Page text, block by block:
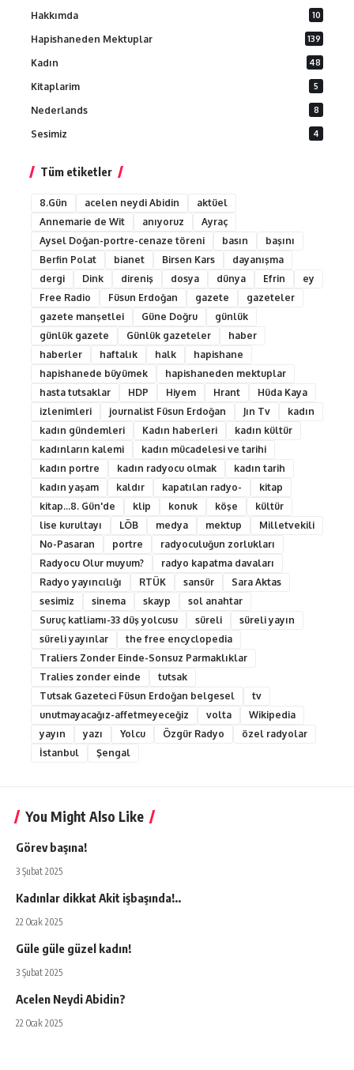
Hakkımda 10
Hapishaneden Mektuplar 139
Kadın 48
Kitaplarim 5
Nederlands 8
Sesimiz 4
Tüm etiketler
8.Gün acelen neydi Abidin
aktüel
Annemarie de Wit
anıyoruz
Ayraç
Aysel Doğan-portre-cenaze töreni
basın
başını
Berfin Polat
bianet Birsen Kars
dayanışma
dergi
Dink direniş dosya dünya Efrin
ey
Free Radio
Füsun Erdoğan gazete
gazeteler
gazete manşetlei
Güne Doğru
günlük
günlük gazete
Günlük gazeteler
haber
haberler
haftalık halk
hapishane
hapishanede büyümek
hapishaneden mektuplar
hasta tutsaklar
HDP Hiyem Hrant
Hüda Kaya
izlenimleri
journalist Füsun Erdoğan Jın Tv
kadın
kadın gündemleri
Kadın haberleri
kadın kültür
kadınların kalemi
kadın mücadelesi ve tarihi
kadın portre
kadın radyocu olmak
kadın tarih
kadın yaşam
kaldır kapatılan radyo-
kitap
kitap...8. Gün'de
klip konuk köşe
kültür
lise kurultayı
LÖB medya mektup
Milletvekili
No-Pasaran
portre
radyoculuğun zorlukları
Radyocu Olur muyum?
radyo kapatma davaları
Radyo yayıncılığı
RTÜK sansür
Sara Aktas
sesimiz
sinema skayp
sol anahtar
Suruç katliamı-33 düş yolcusu
süreli
süreli yayın
süreli yayınlar
the free encyclopedia
Traliers Zonder Einde-Sonsuz Parmaklıklar
Tralies zonder einde
tutsak
Tutsak Gazeteci Füsun Erdoğan belgesel
tv
unutmayacağız-affetmeyeceğiz
volta
Wikipedia
yayın
yazı Yolcu Özgür Radyo
özel radyolar
İstanbul
Şengal
You Might Also Like
Görev başına!
3 Şubat 2025
Kadınlar dikkat Akit işbaşında!..
22 Ocak 2025
Güle güle güzel kadın!
3 Şubat 2025
Acelen Neydi Abidin?
22 Ocak 2025